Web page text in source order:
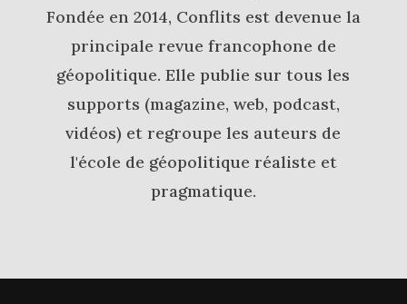
Fondée en 2014, Conflits est devenue la
principale revue francophone de
géopolitique. Elle publie sur tous les
supports (magazine, web, podcast,
vidéos) et regroupe les auteurs de
l'école de géopolitique réaliste et
pragmatique.